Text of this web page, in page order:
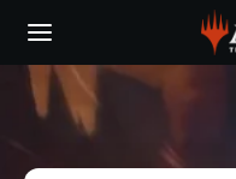
main
content